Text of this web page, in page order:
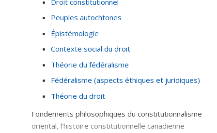
Peuples autochtones
Épistémologie
Contexte social du droit
Théorie du fédéralisme
Fédéralisme (aspects éthiques et juridiques)
Théorie du droit
Fondements philosophiques du constitutionnalisme
oriental, l'histoire constitutionnelle canadienne